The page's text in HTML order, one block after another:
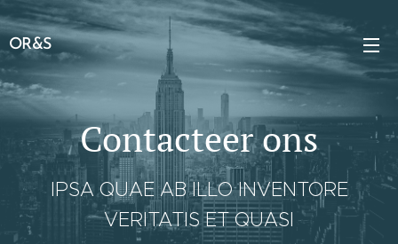
OR&S
Contacteer ons
IPSA QUAE AB ILLO INVENTORE
VERITATIS ET QUASI